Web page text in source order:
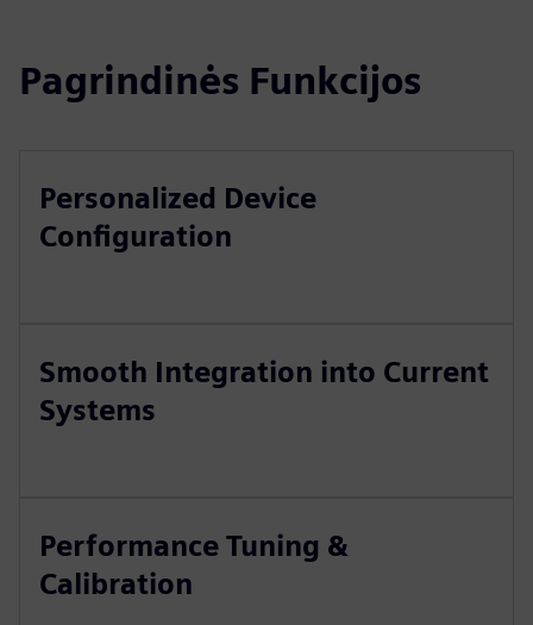
Pagrindinės Funkcijos
Personalized Device
Configuration
Smooth Integration into Current
Systems
Performance Tuning &
Calibration